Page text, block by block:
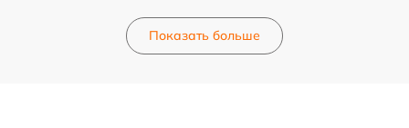
Показать больше